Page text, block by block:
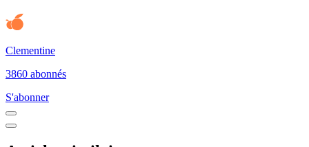
Clementine
3860 abonnés
S'abonner